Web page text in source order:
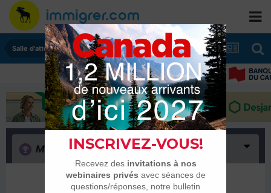
Salle d'attente - échanges de dates
Merci (0)
Il n’y a encore rien ici